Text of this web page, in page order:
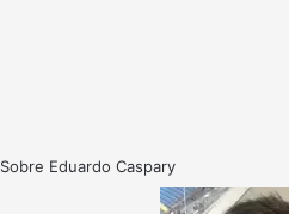
Sobre Eduardo Caspary